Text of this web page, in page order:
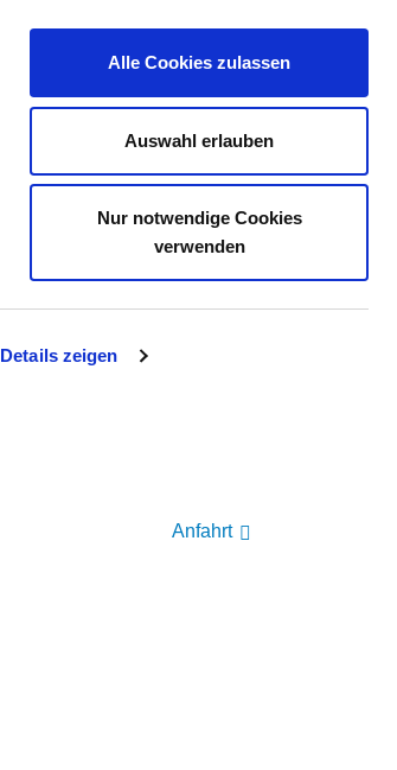
Details zeigen
Alle Cookies zulassen
Auswahl erlauben
Nur notwendige Cookies
verwenden
Anfahrt